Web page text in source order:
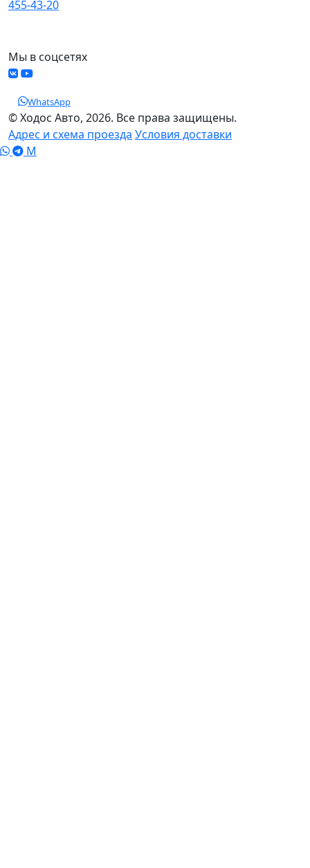
455-43-20
Мы в соцсетях
WhatsApp
© Ходос Авто, 2026. Все права защищены.
Адрес и схема проезда Условия доставки
M